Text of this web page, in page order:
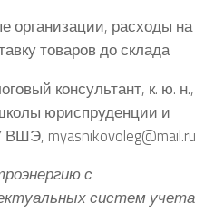
организации, расходы на
товаров до склада
консультант, к. ю. н.,
юриспруденции и
myasnikovoleg@mail.ru
с
систем учета